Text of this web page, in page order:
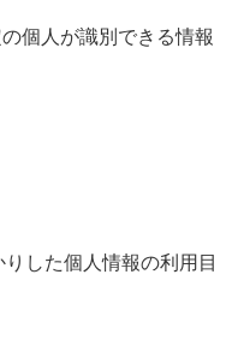
個人が識別できる情報
した個人情報の利用目